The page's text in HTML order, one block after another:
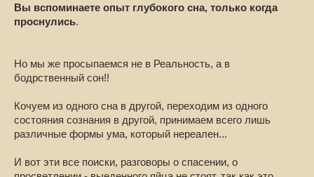
Вы вспоминаете опыт глубокого сна, только когда
проснулись.
Но мы же просыпаемся не в Реальность, а в
бодрственный сон!!
Кочуем из одного сна в другой, переходим из одного
состояния сознания в другой, принимаем всего лишь
различные формы ума, который нереален...
И вот эти все поиски, разговоры о спасении, о